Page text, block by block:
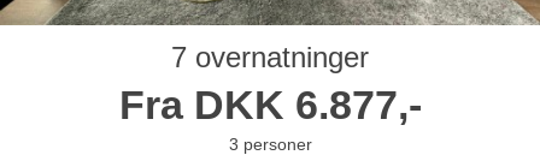
7 overnatninger
Fra DKK 6.877,-
3 personer